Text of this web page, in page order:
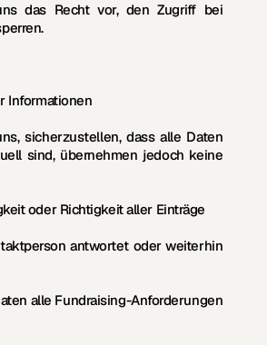
das Recht vor, den Zugriff bei
Informationen
sicherzustellen, dass alle Daten
sind, übernehmen jedoch keine
oder Richtigkeit aller Einträge
antwortet oder weiterhin
alle Fundraising-Anforderungen